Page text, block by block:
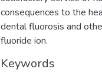
consequences to the
dental fluorosis and
fluoride ion.
Keywords